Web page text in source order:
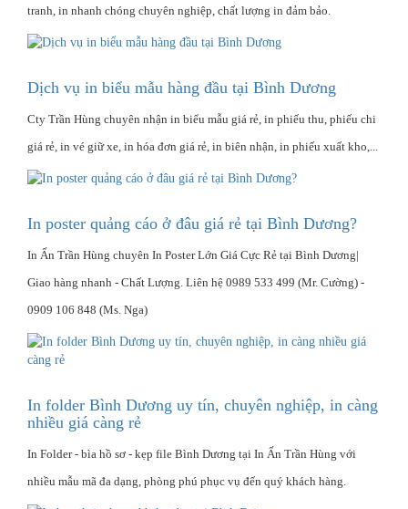
tranh, in nhanh chóng chuyên nghiệp, chất lượng in đảm bảo.
Dịch vụ in biểu mẫu hàng đầu tại Bình Dương
Cty Trần Hùng chuyên nhận in biểu mẫu giá rẻ, in phiếu thu, phiếu chi
giá rẻ, in vé giữ xe, in hóa đơn giá rẻ, in biên nhận, in phiếu xuất kho,...
In poster quảng cáo ở đâu giá rẻ tại Bình Dương?
In Ấn Trần Hùng chuyên In Poster Lớn Giá Cực Rẻ tại Bình Dương|
Giao hàng nhanh - Chất Lượng‎. Liên hệ 0989 533 499 (Mr. Cường) -
0909 106 848 (Ms. Nga)
In folder Bình Dương uy tín, chuyên nghiệp, in càng
nhiều giá càng rẻ
In Folder - bìa hồ sơ - kẹp file Bình Dương tại In Ấn Trần Hùng với
nhiều mẫu mã đa dạng, phòng phú phục vụ đến quý khách hàng.